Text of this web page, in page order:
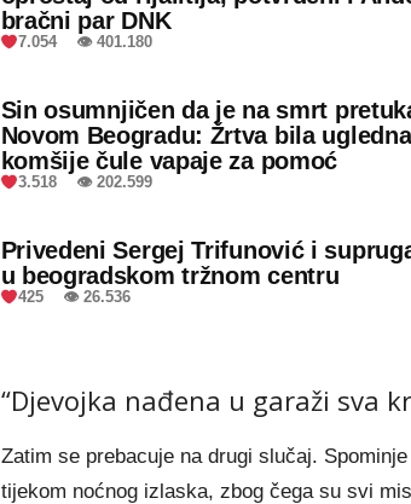
bračni par DNK
7.054 👁 401.180
Sin osumnjičen da je na smrt
Novom Beogradu: Žrtva bila
komšije čule vapaje za pomoć
3.518 👁 202.599
Privedeni Sergej Trifunović i
u beogradskom tržnom centru
425 👁 26.536
“Djevojka nađena u garaži sva
Zatim se prebacuje na drugi slučaj.
tijekom noćnog izlaska, zbog čega su svi